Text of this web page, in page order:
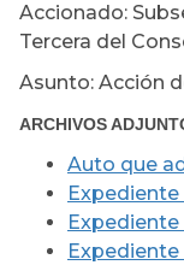
Accionado:
Tercera del
Asunto: Acción
ARCHIVOS
Auto que